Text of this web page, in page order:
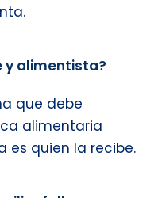
y alimentista?
que debe
alimentaria
es quien la recibe.